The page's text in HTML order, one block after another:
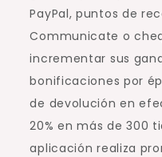
PayPal, puntos de
Communicate o
incrementar sus
bonificaciones por
de devolución en
20% en más de 300
aplicación realiza